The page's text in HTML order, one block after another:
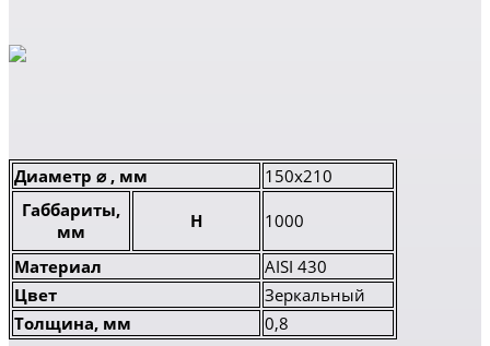
Диаметр ⌀ , мм
150x210
Габбариты,
мм
H 1000
Материал
AISI 430
Цвет
Зеркальный
Толщина, мм
0,8